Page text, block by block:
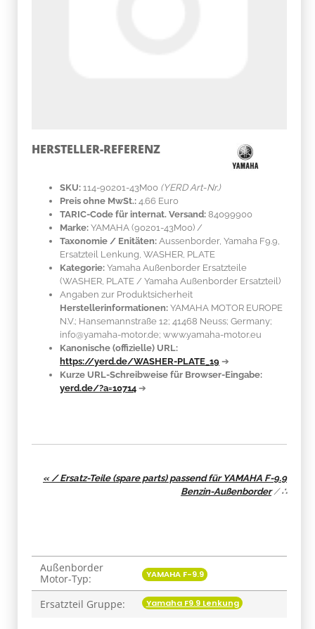
HERSTELLER-REFERENZ
SKU: 114-90201-43M00 (YERD Art-Nr.)
Preis ohne MwSt.: 4.66 Euro
TARIC-Code für internat. Versand: 84099900
Marke: YAMAHA (90201-43M00) /
Taxonomie / Enitäten: Aussenborder, Yamaha F9.9,
Ersatzteil Lenkung, WASHER, PLATE
Kategorie: Yamaha Außenborder Ersatzteile
(WASHER, PLATE / Yamaha Außenborder Ersatzteil)
Angaben zur Produktsicherheit
Herstellerinformationen: YAMAHA MOTOR EUROPE
N.V.; Hansemannstraße 12; 41468 Neuss; Germany;
info@yamaha-motor.de; www.yamaha-motor.eu
Kanonische (offizielle) URL:
https://yerd.de/WASHER-PLATE_19 ➔
Kurze URL-Schreibweise für Browser-Eingabe:
yerd.de/?a=10714 ➔
« / Ersatz-Teile (spare parts) passend für YAMAHA F-9.9
Benzin-Außenborder/∴
Produkteigenschaft
Wert
Außenborder
Motor-Typ:
YAMAHA F-9.9
Ersatzteil Gruppe: Yamaha F9.9 Lenkung